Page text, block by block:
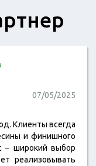
07/05/2025
Клиенты всегда
и финишного
– широкий выбор
реализовывать